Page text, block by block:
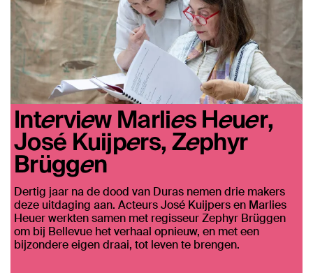
Interview Marlies Heuer,
José Kuijpers, Zephyr
Brüggen
Dertig jaar na de dood van Duras nemen drie makers
deze uitdaging aan. Acteurs José Kuijpers en Marlies
Heuer werkten samen met regisseur Zephyr Brüggen
om bij Bellevue het verhaal opnieuw, en met een
bijzondere eigen draai, tot leven te brengen.